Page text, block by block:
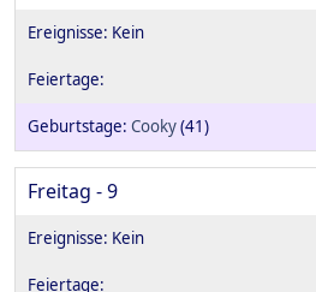
Cooky(41)
Freitag - 9